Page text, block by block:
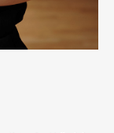
「舞蹈雖充滿直
我試圖處理複雜
作品愈發朝向結合